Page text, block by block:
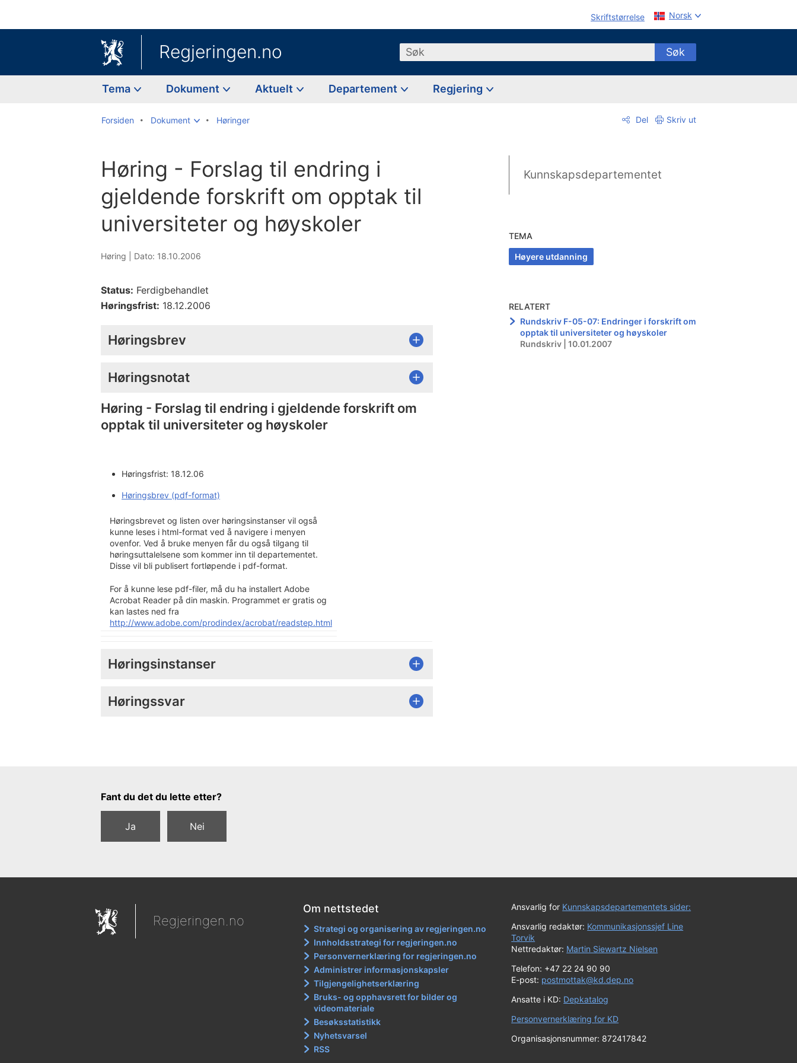
Skriftstørrelse Norsk
Regjeringen.no Søk Søk
Tema Dokument Aktuelt Departement Regjering
Forsiden Dokument Høringer Del Skriv ut
Høring - Forslag til endring i
gjeldende forskrift om opptak til
universiteter og høyskoler
Høring | Dato: 18.10.2006
Status: Ferdigbehandlet
Høringsfrist: 18.12.2006
Høringsbrev
Høringsnotat
Høring - Forslag til endring i gjeldende forskrift om
opptak til universiteter og høyskoler
Høringsfrist: 18.12.06
Høringsbrev (pdf-format)
Høringsbrevet og listen over høringsinstanser vil også
kunne leses i html-format ved å navigere i menyen
ovenfor. Ved å bruke menyen får du også tilgang til
høringsuttalelsene som kommer inn til departementet.
Disse vil bli publisert fortløpende i pdf-format.
For å kunne lese pdf-filer, må du ha installert Adobe
Acrobat Reader på din maskin. Programmet er gratis og
kan lastes ned fra
http://www.adobe.com/prodindex/acrobat/readstep.html
Høringsinstanser
Høringssvar
Kunnskapsdepartementet
TEMA
Høyere utdanning
RELATERT
Rundskriv F-05-07: Endringer i forskrift om
opptak til universiteter og høyskoler
Rundskriv | 10.01.2007
Tilbakemeldingsskjema
Fant du det du lette etter?
Ja Nei
Regjeringen.no
Om nettstedet
Strategi og organisering av regjeringen.no
Innholdsstrategi for regjeringen.no
Personvernerklæring for regjeringen.no
Administrer informasjonskapsler
Tilgjengelighetserklæring
Bruks- og opphavsrett for bilder og
videomateriale
Besøksstatistikk
Nyhetsvarsel
RSS
Ansvarlig for Kunnskapsdepartementets sider:
Ansvarlig redaktør: Kommunikasjonssjef Line
Torvik
Nettredaktør: Martin Siewartz Nielsen
Telefon: +47 22 24 90 90
E-post: postmottak@kd.dep.no
Ansatte i KD: Depkatalog
Personvernerklæring for KD
Organisasjonsnummer: 872417842